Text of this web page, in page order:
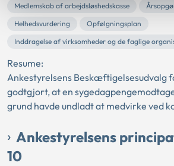
Medlemskab af arbejdsløshedskasse
Helhedsvurdering
Opfølgningsplan
Inddragelse af virksomheder og de faglige
Resume:
Ankestyrelsens Beskæftigelsesudvalg
godtgjort, at en
grund havde undladt at medvirke ved
Ankestyrelsens
10